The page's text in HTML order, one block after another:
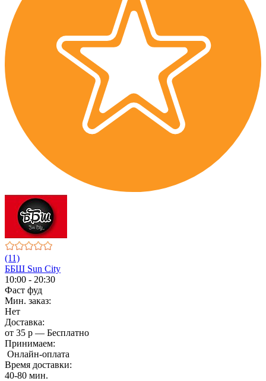
(11)
ББШ Sun City
10:00 - 20:30
Фаст фуд
Мин. заказ:
Нет
Доставка:
от 35 р — Бесплатно
Принимаем:
Онлайн-оплата
Время доставки:
40-80 мин.